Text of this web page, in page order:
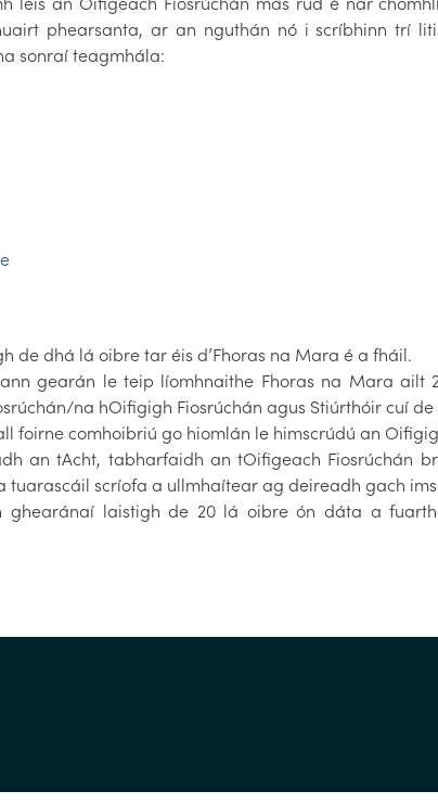
phearsanta, ar an nguthán nó i scríbhinn trí
sonraí teagmhála:
de dhá lá oibre tar éis d’Fhoras na Mara é a fháil.
gearán le teip líomhnaithe Fhoras na Mara ailt
na hOifigigh Fiosrúchán agus Stiúrthóir cuí
foirne comhoibriú go hiomlán le himscrúdú an
an tAcht, tabharfaidh an tOifigeach Fiosrúchán
tuarascáil scríofa a ullmhaítear ag deireadh gach
ghearánaí laistigh de 20 lá oibre ón dáta a